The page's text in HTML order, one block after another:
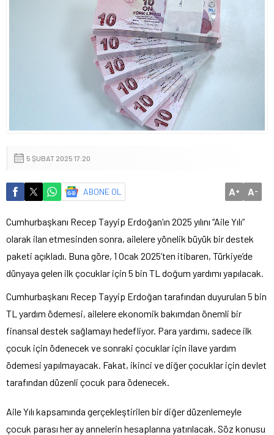
5 ŞUBAT 2025 17:20
ABONE OL A+ A-
Cumhurbaşkanı Recep Tayyip Erdoğan’ın 2025 yılını “Aile Yılı”
olarak ilan etmesinden sonra, ailelere yönelik büyük bir destek
paketi açıkladı. Buna göre, 1 Ocak 2025’ten itibaren, Türkiye’de
dünyaya gelen ilk çocuklar için 5 bin TL doğum yardımı yapılacak.
Cumhurbaşkanı Recep Tayyip Erdoğan tarafından duyurulan 5 bin
TL yardım ödemesi, ailelere ekonomik bakımdan önemli bir
finansal destek sağlamayı hedefliyor. Para yardımı, sadece ilk
çocuk için ödenecek ve sonraki çocuklar için ilave yardım
ödemesi yapılmayacak. Fakat, ikinci ve diğer çocuklar için devlet
tarafından düzenli çocuk para ödenecek.
Aile Yılı kapsamında gerçekleştirilen bir diğer düzenlemeyle
çocuk parası her ay annelerin hesaplarına yatırılacak. Söz konusu